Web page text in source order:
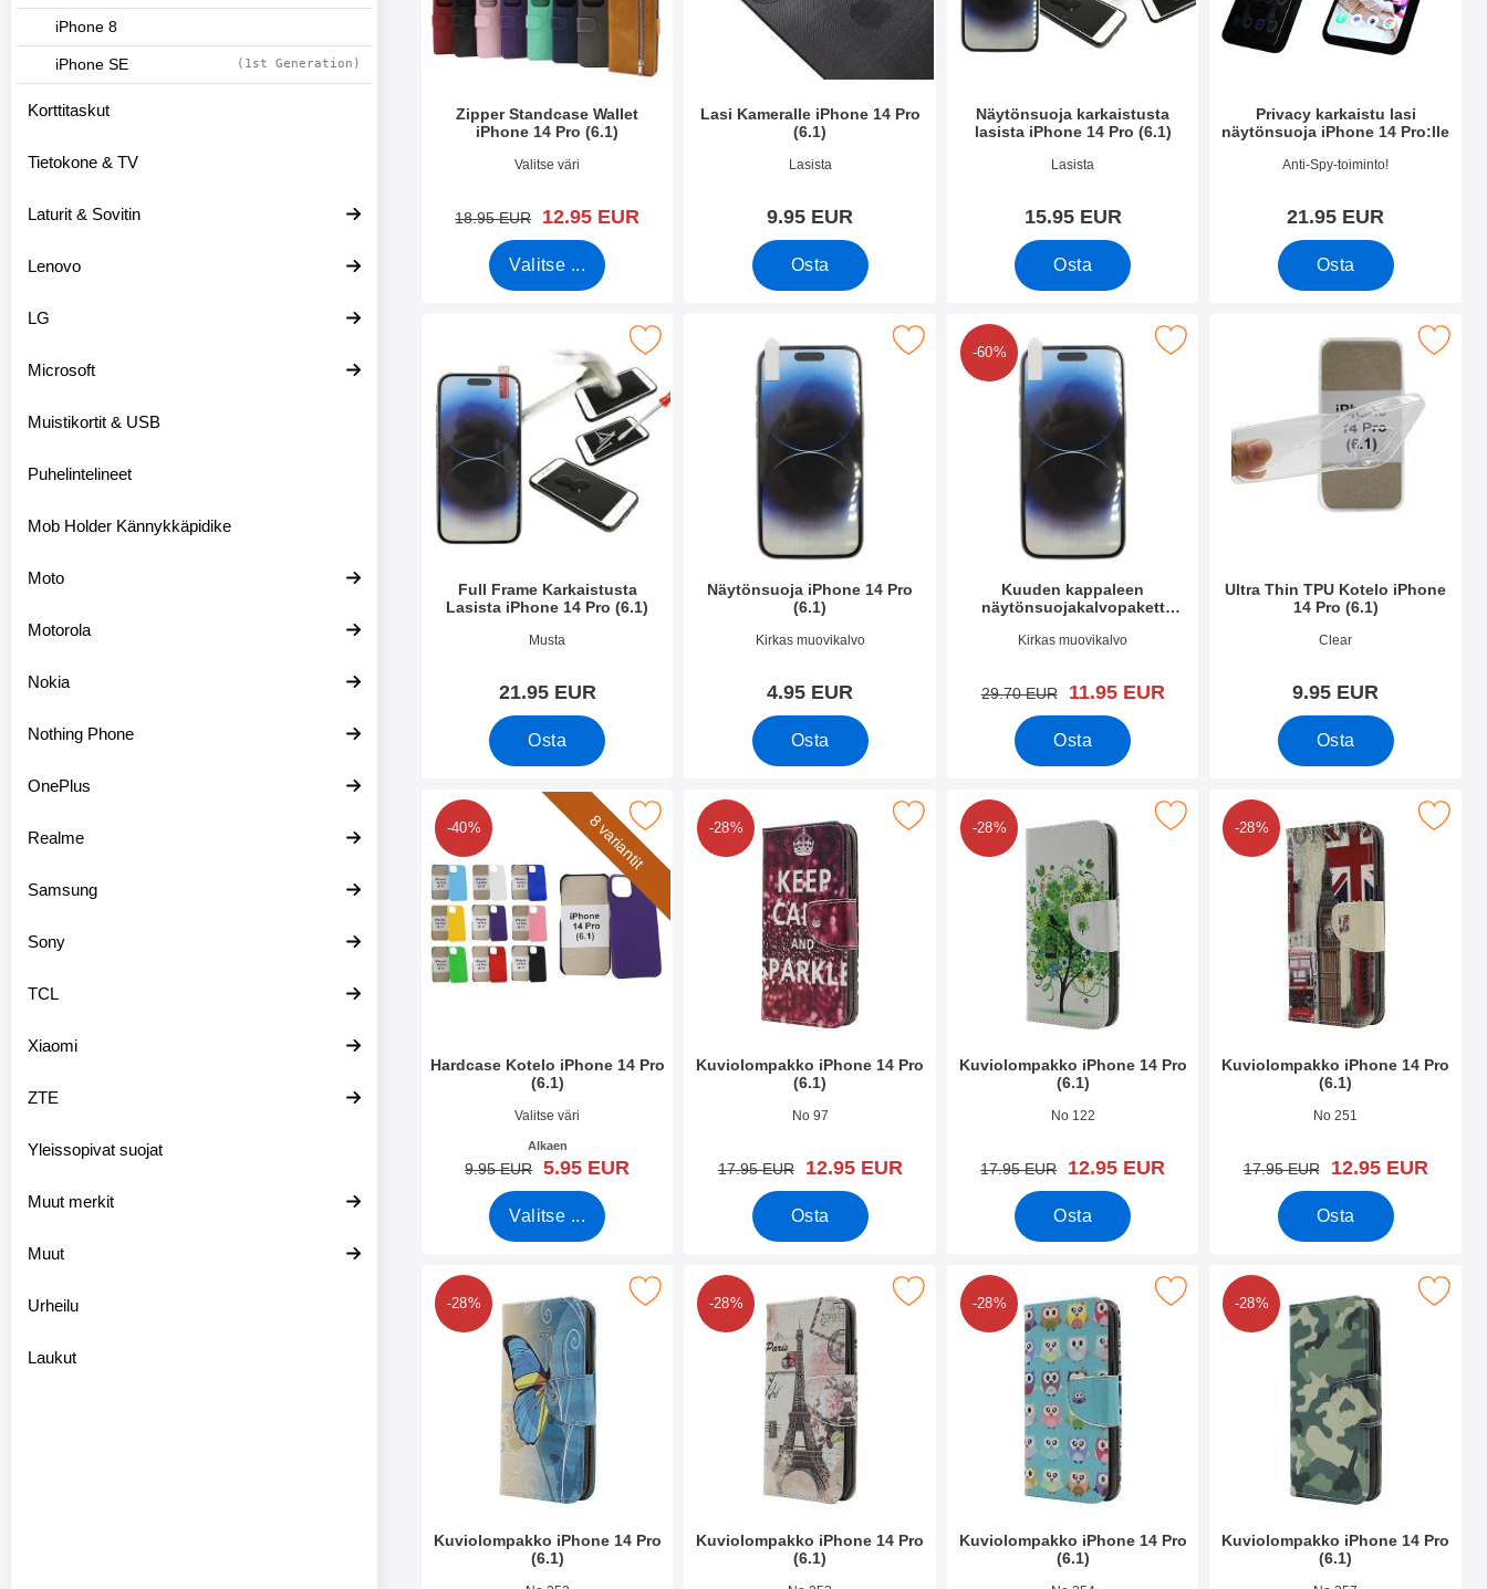
iPhone 8
iPhone SE (1st Generation)
Korttitaskut
Tietokone & TV
Laturit & Sovitin
Lenovo
LG
Microsoft
Muistikortit & USB
Puhelintelineet
Mob Holder Kännykkäpidike
Moto
Motorola
Nokia
Nothing Phone
OnePlus
Realme
Samsung
Sony
TCL
Xiaomi
ZTE
Yleissopivat suojat
Muut merkit
Muut
Urheilu
Laukut
Zipper Standcase Wallet
iPhone 14 Pro (6.1)
Tuote.nro 45022
Valitse väri
vanha hinta
18.95 EUR uusi hinta
12.95 EUR
Valitse ...
Lasi Kameralle iPhone 14 Pro
(6.1)
Tuote.nro 44821Lasista
9.95 EUR
Osta
Näytönsuoja karkaistusta
lasista iPhone 14 Pro (6.1)
Tuote.nro 44825Lasista
15.95 EUR
Osta
Privacy karkaistu lasi
näytönsuoja iPhone 14 Pro:lle
Tuote.nro 50375
Anti-Spy-toiminto!
21.95 EUR
Osta
Full Frame Karkaistusta
Lasista iPhone 14 Pro (6.1)
Tuote.nro 44824
Musta
21.95 EUR
Osta
Merkitse full Frame Karkaistusta Lasista iPhone 14 Pro (6.1) suosikiksi
Näytönsuoja iPhone 14 Pro
(6.1)
Tuote.nro 44817
Kirkas muovikalvo
4.95 EUR
Osta
Merkitse näytönsuoja iPhone 14 Pro (6.1) suosikiksi
-60%
Kuuden kappaleen
näytönsuojakalvopakett
Tuote.nro 44816
Kirkas muovikalvo
vanha hinta
29.70 EUR uusi hinta
11.95 EUR
Osta
Merkitse kuuden kappaleen näytönsuojakalvopakett iPhone 14 Pro (6.1)
Ultra Thin TPU Kotelo iPhone
14 Pro (6.1)
Tuote.nro 44963
Clear
9.95 EUR
Osta
8 variantit
-40%
Hardcase Kotelo iPhone 14 Pro
(6.1)
Tuote.nro 44820
Valitse väri
Alkaen
vanha hinta
9.95 EUR uusi hinta
5.95 EUR
Valitse ...
Merkitse hardcase Kotelo iPhone 14 Pro (6.1) suosikiksi
-28%
Kuviolompakko iPhone 14 Pro
(6.1)
Tuote.nro 44938
No 97
vanha hinta
17.95 EUR uusi hinta
12.95 EUR
Osta
Merkitse kuviolompakko iPhone 14 Pro (6.1) suosikiksi
-28%
Kuviolompakko iPhone 14 Pro
(6.1)
Tuote.nro 44937
No 122
vanha hinta
17.95 EUR uusi hinta
12.95 EUR
Osta
Merkitse kuviolompakko iPhone 14 Pro (6.1) suosikiksi
-28%
Kuviolompakko iPhone 14 Pro
(6.1)
Tuote.nro 44936
No 251
vanha hinta
17.95 EUR uusi hinta
12.95 EUR
Osta
Merkitse kuviolompakko iPhone
-28%
Kuviolompakko iPhone 14 Pro
(6.1)
Merkitse kuviolompakko iPhone 14 Pro (6.1) suosikiksi
-28%
Kuviolompakko iPhone 14 Pro
(6.1)
Merkitse kuviolompakko iPhone 14 Pro (6.1) suosikiksi
-28%
Kuviolompakko iPhone 14 Pro
(6.1)
Merkitse kuviolompakko iPhone 14 Pro (6.1) suosikiksi
-28%
Kuviolompakko iPhone 14 Pro
(6.1)
Merkitse kuviolompakko iPhone